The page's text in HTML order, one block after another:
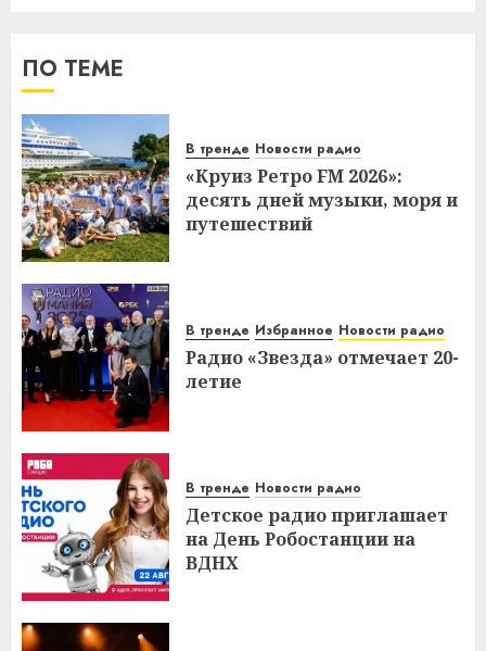
ПО ТЕМЕ
В тренде Новости радио
«Круиз Ретро FM 2026»:
десять дней музыки, моря и
путешествий
В тренде Избранное Новости радио
Радио «Звезда» отмечает 20-
летие
В тренде Новости радио
Детское радио приглашает
на День Робостанции на
ВДНХ